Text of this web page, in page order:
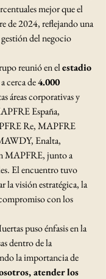
mejor que el
de 2024, reflejando una
del negocio
reunió en el estadio
a cerca de 4.000
áreas corporativas y
España,
Re, MAPFRE
Enalta,
MAPFRE, junto a
El encuentro tuvo
la visión estratégica, la
con los
puso énfasis en la
dentro de la
la importancia de
atender los